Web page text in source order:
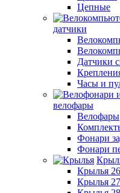
Цепные
датчики
Датчики
Часы и
велофары
Велофары
Фонари
Фонари
Крылья
Крылья